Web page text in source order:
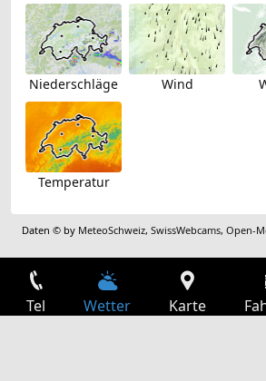
Niederschläge Wind
Temperatur
Daten © by MeteoSchweiz,SwissWebcams,Open-
Tel Wetter Karte